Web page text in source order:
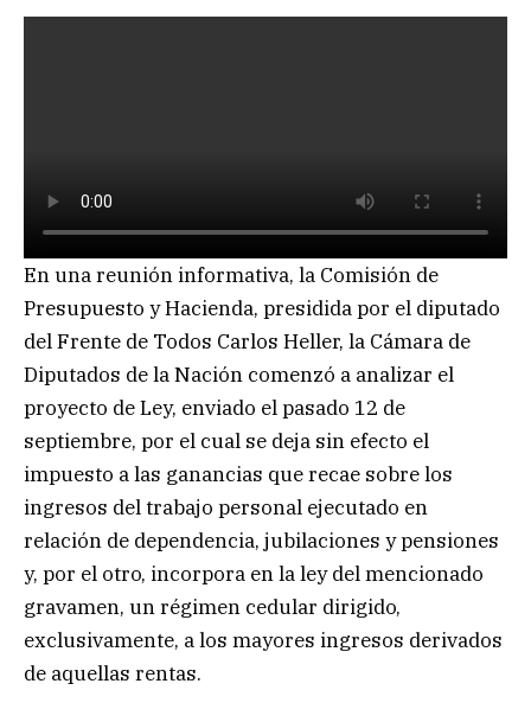
En una reunión informativa, la Comisión de
Presupuesto y Hacienda, presidida por el diputado
del Frente de Todos Carlos Heller, la Cámara de
Diputados de la Nación comenzó a analizar el
proyecto de Ley, enviado el pasado 12 de
septiembre, por el cual se deja sin efecto el
impuesto a las ganancias que recae sobre los
ingresos del trabajo personal ejecutado en
relación de dependencia, jubilaciones y pensiones
y, por el otro, incorpora en la ley del mencionado
gravamen, un régimen cedular dirigido,
exclusivamente, a los mayores ingresos derivados
de aquellas rentas.